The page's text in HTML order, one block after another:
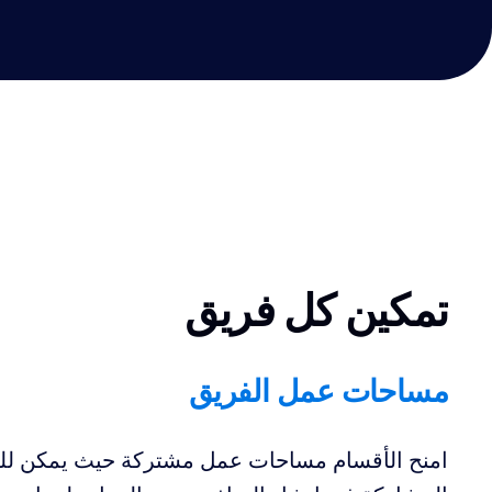
تمكين كل فريق
مساحات عمل الفريق
امنح الأقسام مساحات عمل مشتركة حيث يمكن